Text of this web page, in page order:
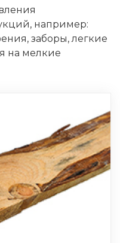
например:
заборы, легкие
на мелкие